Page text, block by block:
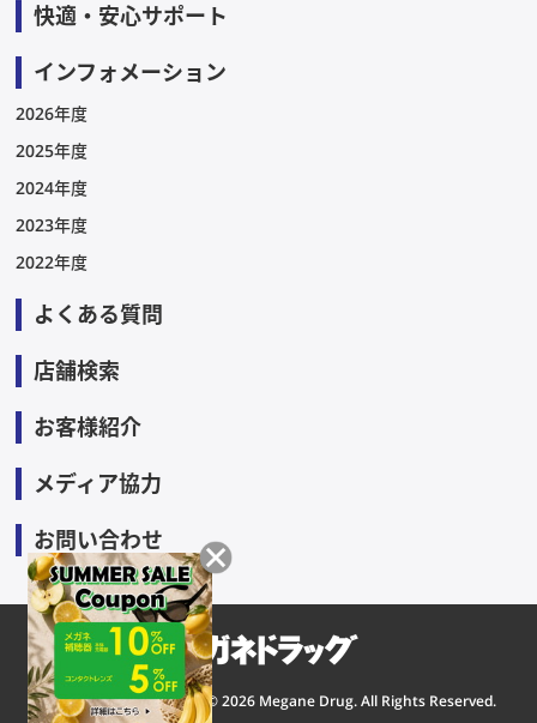
快適・安心サポート
インフォメーション
2026年度
2025年度
2024年度
2023年度
2022年度
よくある質問
店舗検索
お客様紹介
メディア協力
お問い合わせ
Copyright © 2026 Megane Drug. All Rights Reserved.